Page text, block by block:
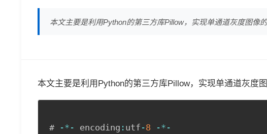
本文主要是利用Python的第三方库Pillow，实现单通道灰度图像
本文主要是利用Python的第三方库Pillow，实现单通道灰度
# -* - encoding : utf -8 -* -